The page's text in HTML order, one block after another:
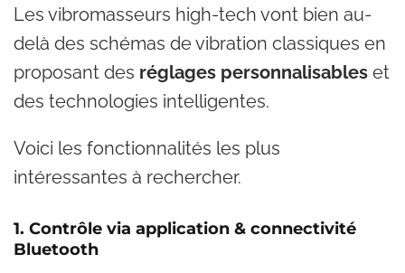
Les vibromasseurs high-tech vont bien au-
delà des schémas de vibration classiques en
proposant des réglages personnalisables et
des technologies intelligentes.
Voici les fonctionnalités les plus
intéressantes à rechercher.
1. Contrôle via application & connectivité
Bluetooth